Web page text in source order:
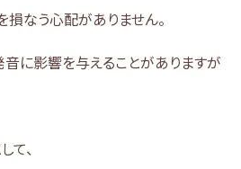
なう心配がありません。
に影響を与えることがありますが
て、